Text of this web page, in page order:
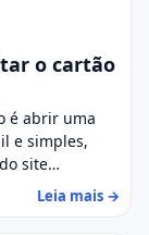
o cartão
é abrir uma
e simples,
site…
Leia mais →